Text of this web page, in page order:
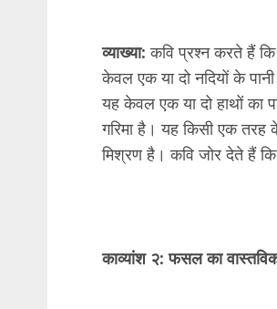
व्याख्या: कवि प्रश्न करते हैं
केवल एक या दो नदियों के
यह केवल एक या दो हाथों का
गरिमा है। यह किसी एक तरह
मिश्रण है। कवि जोर देते हैं
काव्यांश २: फसल का